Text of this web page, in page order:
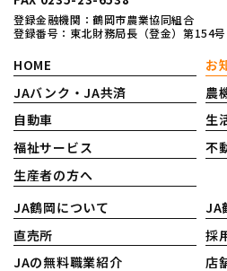
登録金融機関：鶴岡市農業協同組合
登録番号：東北財務局長（登金）第154号
HOME
お
JAバンク・JA共済
農
自動車
生
福祉サービス
不
生産者の方へ
JA鶴岡について
JA
直売所
採
JAの無料職業紹介
店